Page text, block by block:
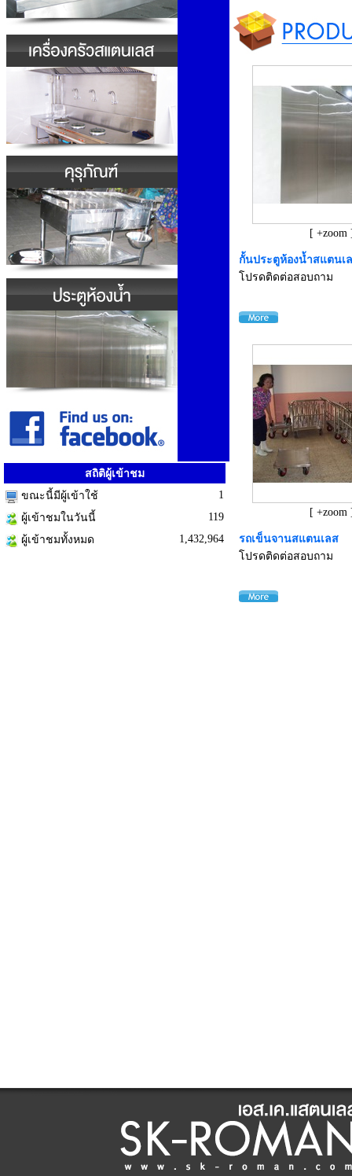
สถิติผู้เข้าชม
ขณะนี้มีผู้เข้าใช้
1
ผู้เข้าชมในวันนี้
119
ผู้เข้าชมทั้งหมด
1,432,964
[ +zoom
กั้นประตูห้องน้ำสแตนเ
โปรดติดต่อสอบถาม
[ +zoom
รถเข็นจานสแตนเลส
โปรดติดต่อสอบถาม